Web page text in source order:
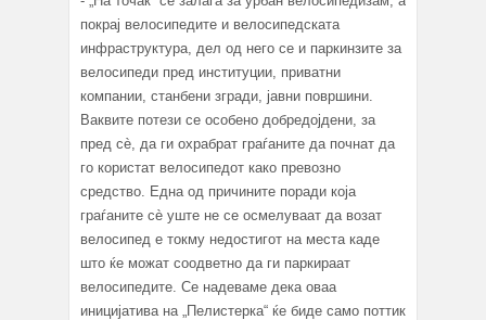
покрај велосипедите и велосипедската
инфраструктура, дел од него се и паркинзите за
велосипеди пред институции, приватни
компании, станбени згради, јавни површини.
Ваквите потези се особено добредојдени, за
пред сè, да ги охрабрат граѓаните да почнат да
го користат велосипедот како превозно
средство. Една од причините поради која
граѓаните сè уште не се осмелуваат да возат
велосипед е токму недостигот на места каде
што ќе можат соодветно да ги паркираат
велосипедите. Се надеваме дека оваа
иницијатива на „Пелистерка“ ќе биде само поттик